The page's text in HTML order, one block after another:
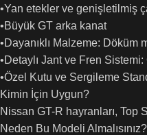
•Yan etekler ve genişletilmiş
•Büyük GT arka kanat
•Dayanıklı Malzeme: Döküm
•Detaylı Jant ve Fren
•Özel Kutu ve Sergileme
Kimin İçin Uygun?
Nissan GT-R hayranları,
Neden Bu Modeli Almalısınız?